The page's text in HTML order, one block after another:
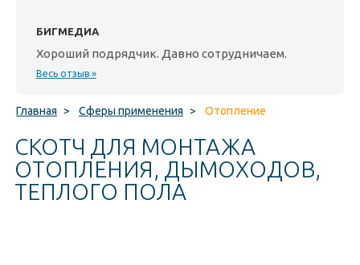
БИГМЕДИА
Хороший подрядчик. Давно сотрудничаем.
Весь отзыв »
Главная > Сферы применения > Отопление
СКОТЧ ДЛЯ МОНТАЖА
ОТОПЛЕНИЯ, ДЫМОХОДОВ,
ТЕПЛОГО ПОЛА